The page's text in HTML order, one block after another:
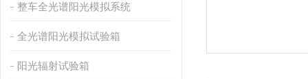
整车全光谱阳光模拟系统
全光谱阳光模拟试验箱
阳光辐射试验箱